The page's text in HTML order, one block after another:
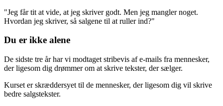
"Jeg får tit at vide, at jeg skriver godt. Men jeg mangler noget.
Hvordan jeg skriver, så salgene til at ruller ind?"
Du er ikke alene
De sidste tre år har vi modtaget stribevis af e-mails fra mennesker,
der ligesom dig drømmer om at skrive tekster, der sælger.
Kurset er skræddersyet til de mennesker, der ligesom dig vil skrive
bedre salgstekster.